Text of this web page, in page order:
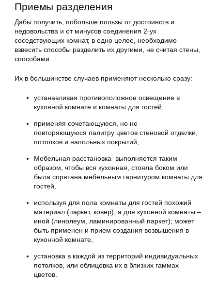
Приемы разделения
Дабы получить, побольше пользы от достоинств и
недовольства и от минусов соединения 2-ух
соседствующих комнат, в одно целое, необходимо
взвесить способы разделить их другими, не считая стены,
способами.
Их в большинстве случаев применяют несколько сразу:
устанавливая противоположное освещение в
кухонной комнате и комнаты для гостей,
применяя сочетающуюся, но не
повторяющуюся палитру цветов стеновой отделки,
потолков и напольных покрытий,
Мебельная расстановка выполняется таким
образом, чтобы вся кухонная, стояла боком или
была спрятана мебельным гарнитуром комнаты для
гостей,
используя для пола комнаты для гостей похожий
материал (паркет, ковер), а для кухонной комнаты –
иной (линолеум, ламинированный паркет); может
быть применен и прием создания возвышения в
кухонной комнате,
установка в каждой из территорий индивидуальных
потолков, или облицовка их в близких гаммах
цветов.